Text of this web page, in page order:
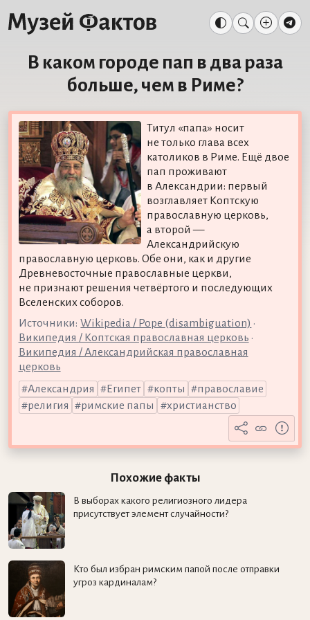
В каком городе пап в два раза
больше, чем в Риме?
Титул «папа» носит
не только глава всех
католиков в Риме. Ещё двое
пап проживают
в Александрии: первый
возглавляет Коптскую
православную церковь,
а второй —
Александрийскую
православную церковь. Обе они, как и другие
Древневосточные православные церкви,
не признают решения четвёртого и последующих
Вселенских соборов.
Источники: Wikipedia / Pope (disambiguation) •
Википедия / Коптская православная церковь •
Википедия / Александрийская православная
церковь
Александрия
Египет копты
православие
религия
римские папы христианство
Похожие факты
В выборах какого религиозного лидера
присутствует элемент случайности?
Кто был избран римским папой после отправки
угроз кардиналам?